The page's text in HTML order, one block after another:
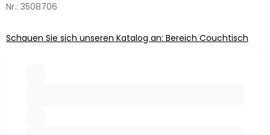
Nr.: 3508706
Schauen Sie sich unseren Katalog an: Bereich Couchtisch